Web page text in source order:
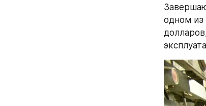
одном из